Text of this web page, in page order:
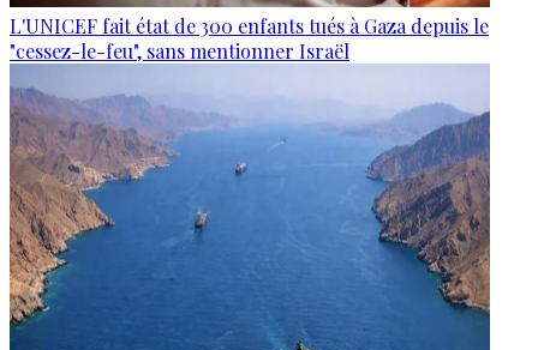
L'UNICEF fait état de 300 enfants tués à Gaza depuis le
"cessez-le-feu", sans mentionner Israël